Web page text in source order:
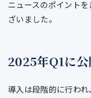
ニュースのポイント
ざいました。
2025年Q1に
導入は段階的に行わ